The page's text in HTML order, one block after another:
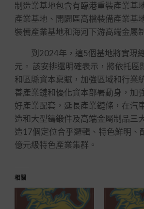
制造業基地包含有臨港重裝產業基
產業基地、開闢區高檔裝備產業基
裝備產業基地和海河下游高端金屬
到2024年，這5個基地將實現
元。 該安排還明確表示，將依托區
和區縣資本稟賦，加強區域和行業
善產業鏈和優化資本部署動身，加
好產業配套，延長產業鏈條，在汽
造和大型鑄鍛件及高端金屬制品三
造17個定位合乎邏輯、特色鮮明、
億元級特色產業集群。
相關